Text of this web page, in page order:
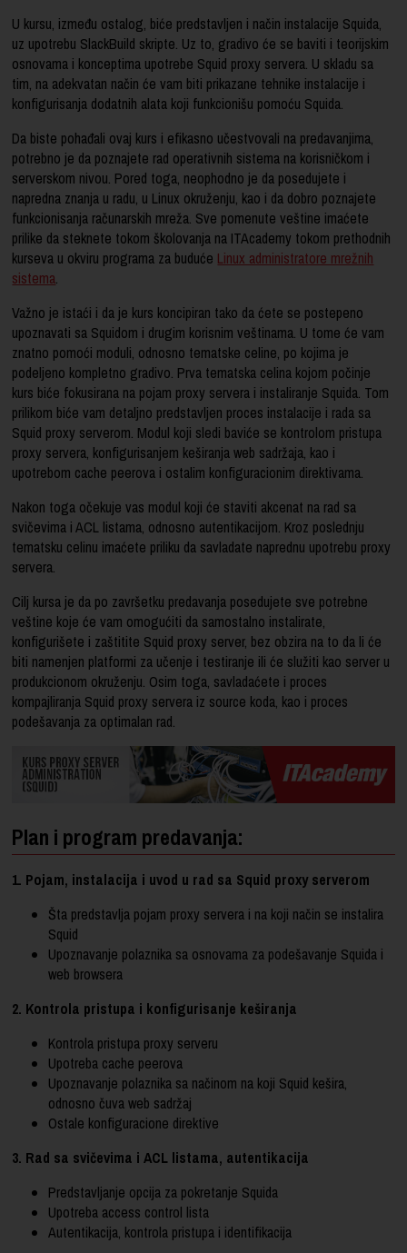
U kursu, između ostalog, biće predstavljen i način instalacije Squida,
uz upotrebu SlackBuild skripte. Uz to, gradivo će se baviti i teorijskim
osnovama i konceptima upotrebe Squid proxy servera. U skladu sa
tim, na adekvatan način će vam biti prikazane tehnike instalacije i
konfigurisanja dodatnih alata koji funkcionišu pomoću Squida.
Da biste pohađali ovaj kurs i efikasno učestvovali na predavanjima,
potrebno je da poznajete rad operativnih sistema na korisničkom i
serverskom nivou. Pored toga, neophodno je da posedujete i
napredna znanja u radu, u Linux okruženju, kao i da dobro poznajete
funkcionisanja računarskih mreža. Sve pomenute veštine imaćete
prilike da steknete tokom školovanja na ITAcademy tokom prethodnih
kurseva u okviru programa za buduće Linux administratore mrežnih
sistema.
Važno je istaći i da je kurs koncipiran tako da ćete se postepeno
upoznavati sa Squidom i drugim korisnim veštinama. U tome će vam
znatno pomoći moduli, odnosno tematske celine, po kojima je
podeljeno kompletno gradivo. Prva tematska celina kojom počinje
kurs biće fokusirana na pojam proxy servera i instaliranje Squida. Tom
prilikom biće vam detaljno predstavljen proces instalacije i rada sa
Squid proxy serverom. Modul koji sledi baviće se kontrolom pristupa
proxy servera, konfigurisanjem keširanja web sadržaja, kao i
upotrebom cache peerova i ostalim konfiguracionim direktivama.
Nakon toga očekuje vas modul koji će staviti akcenat na rad sa
svičevima i ACL listama, odnosno autentikacijom. Kroz poslednju
tematsku celinu imaćete priliku da savladate naprednu upotrebu proxy
servera.
Cilj kursa je da po završetku predavanja posedujete sve potrebne
veštine koje će vam omogućiti da samostalno instalirate,
konfigurišete i zaštitite Squid proxy server, bez obzira na to da li će
biti namenjen platformi za učenje i testiranje ili će služiti kao server u
produkcionom okruženju. Osim toga, savladaćete i proces
kompajliranja Squid proxy servera iz source koda, kao i proces
podešavanja za optimalan rad.
Plan i program predavanja:
1. Pojam, instalacija i uvod u rad sa Squid proxy serverom
Šta predstavlja pojam proxy servera i na koji način se instalira
Squid
Upoznavanje polaznika sa osnovama za podešavanje Squida i
web browsera
2. Kontrola pristupa i konfigurisanje keširanja
Kontrola pristupa proxy serveru
Upotreba cache peerova
Upoznavanje polaznika sa načinom na koji Squid kešira,
odnosno čuva web sadržaj
Ostale konfiguracione direktive
3. Rad sa svičevima i ACL listama, autentikacija
Predstavljanje opcija za pokretanje Squida
Upotreba access control lista
Autentikacija, kontrola pristupa i identifikacija